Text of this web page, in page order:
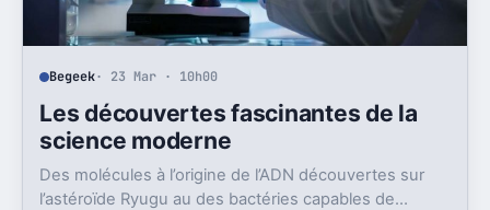
Begeek· 23 Mar · 10h00
Les découvertes fascinantes de la
science moderne
Des molécules à l’origine de l’ADN découvertes sur
l’astéroïde Ryugu au des bactéries capables de